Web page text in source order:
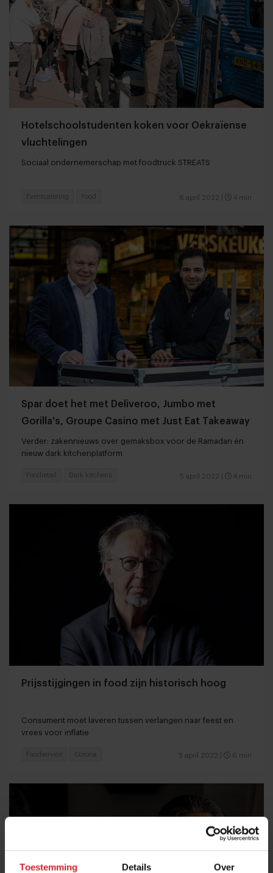
Toestemming Details Over
Hotelschoolstudenten koken voor Oekraïense
vluchtelingen
Sociaal ondernemerschap met foodtruck STREATS
6 april 2022 4 min
Eventcatering Food
Spar doet het met Deliveroo, Jumbo met
Gorilla's, Groupe Casino met Just Eat Takeaway
Verder: zakennieuws over gemaksbox voor de Ramadan én
nieuw dark kitchenplatform
5 april 2022 4 min
Foodretail Dark kitchens
Prijsstijgingen in food zijn historisch hoog
Consument moet laveren tussen verlangen naar feest en
vrees voor inflatie
5 april 2022 6 min
Foodservice Corona